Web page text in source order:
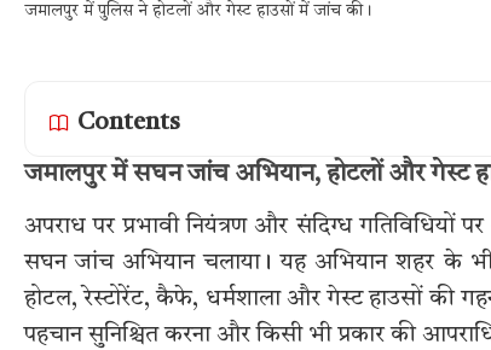
जमालपुर में पुलिस ने होटलों और गेस्ट हाउसों में जांच की।
Contents
जमालपुर में सघन जांच अभियान, होटलों और गेस्ट
अपराध पर प्रभावी नियंत्रण और संदिग्ध गतिविधियों
सघन जांच अभियान चलाया। यह अभियान शहर के
होटल, रेस्टोरेंट, कैफे, धर्मशाला और गेस्ट हाउसों की
पहचान सुनिश्चित करना और किसी भी प्रकार की